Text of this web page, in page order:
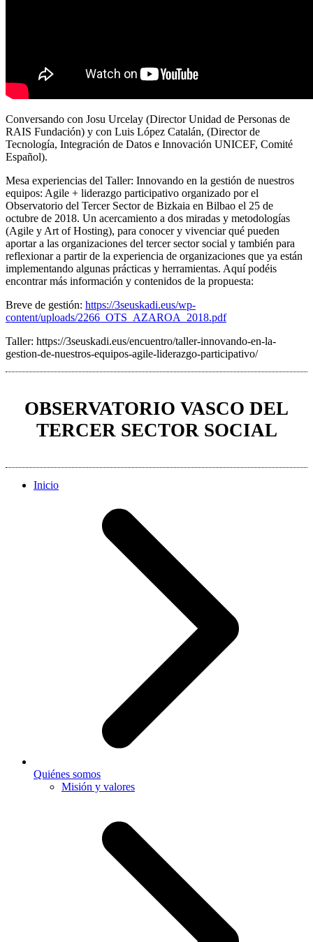
Conversando con Josu Urcelay (Director Unidad de Personas de
RAIS Fundación) y con Luis López Catalán, (Director de
Tecnología, Integración de Datos e Innovación UNICEF, Comité
Español).
Mesa experiencias del Taller: Innovando en la gestión de nuestros
equipos: Agile + liderazgo participativo organizado por el
Observatorio del Tercer Sector de Bizkaia en Bilbao el 25 de
octubre de 2018. Un acercamiento a dos miradas y metodologías
(Agile y Art of Hosting), para conocer y vivenciar qué pueden
aportar a las organizaciones del tercer sector social y también para
reflexionar a partir de la experiencia de organizaciones que ya están
implementando algunas prácticas y herramientas. Aquí podéis
encontrar más información y contenidos de la propuesta:
Breve de gestión: https://3seuskadi.eus/wp-
content/uploads/2266_OTS_AZAROA_2018.pdf
Taller: https://3seuskadi.eus/encuentro/taller-innovando-en-la-
gestion-de-nuestros-equipos-agile-liderazgo-participativo/
OBSERVATORIO VASCO DEL
TERCER SECTOR SOCIAL
Inicio
Quiénes somos
Misión y valores